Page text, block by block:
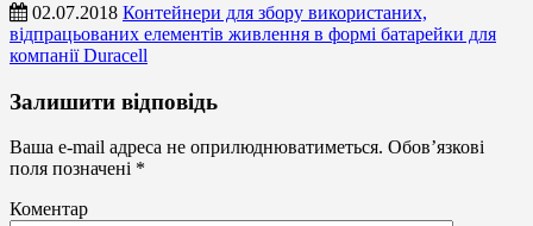
02.07.2018 Контейнери для збору використаних,
відпрацьованих елементів живлення в формі батарейки для
компанії Duracell
Бокси
батарейок
Залишити відповідь
Ваша e-mail адреса не оприлюднюватиметься. Обов’язкові
поля позначені *
Коментар